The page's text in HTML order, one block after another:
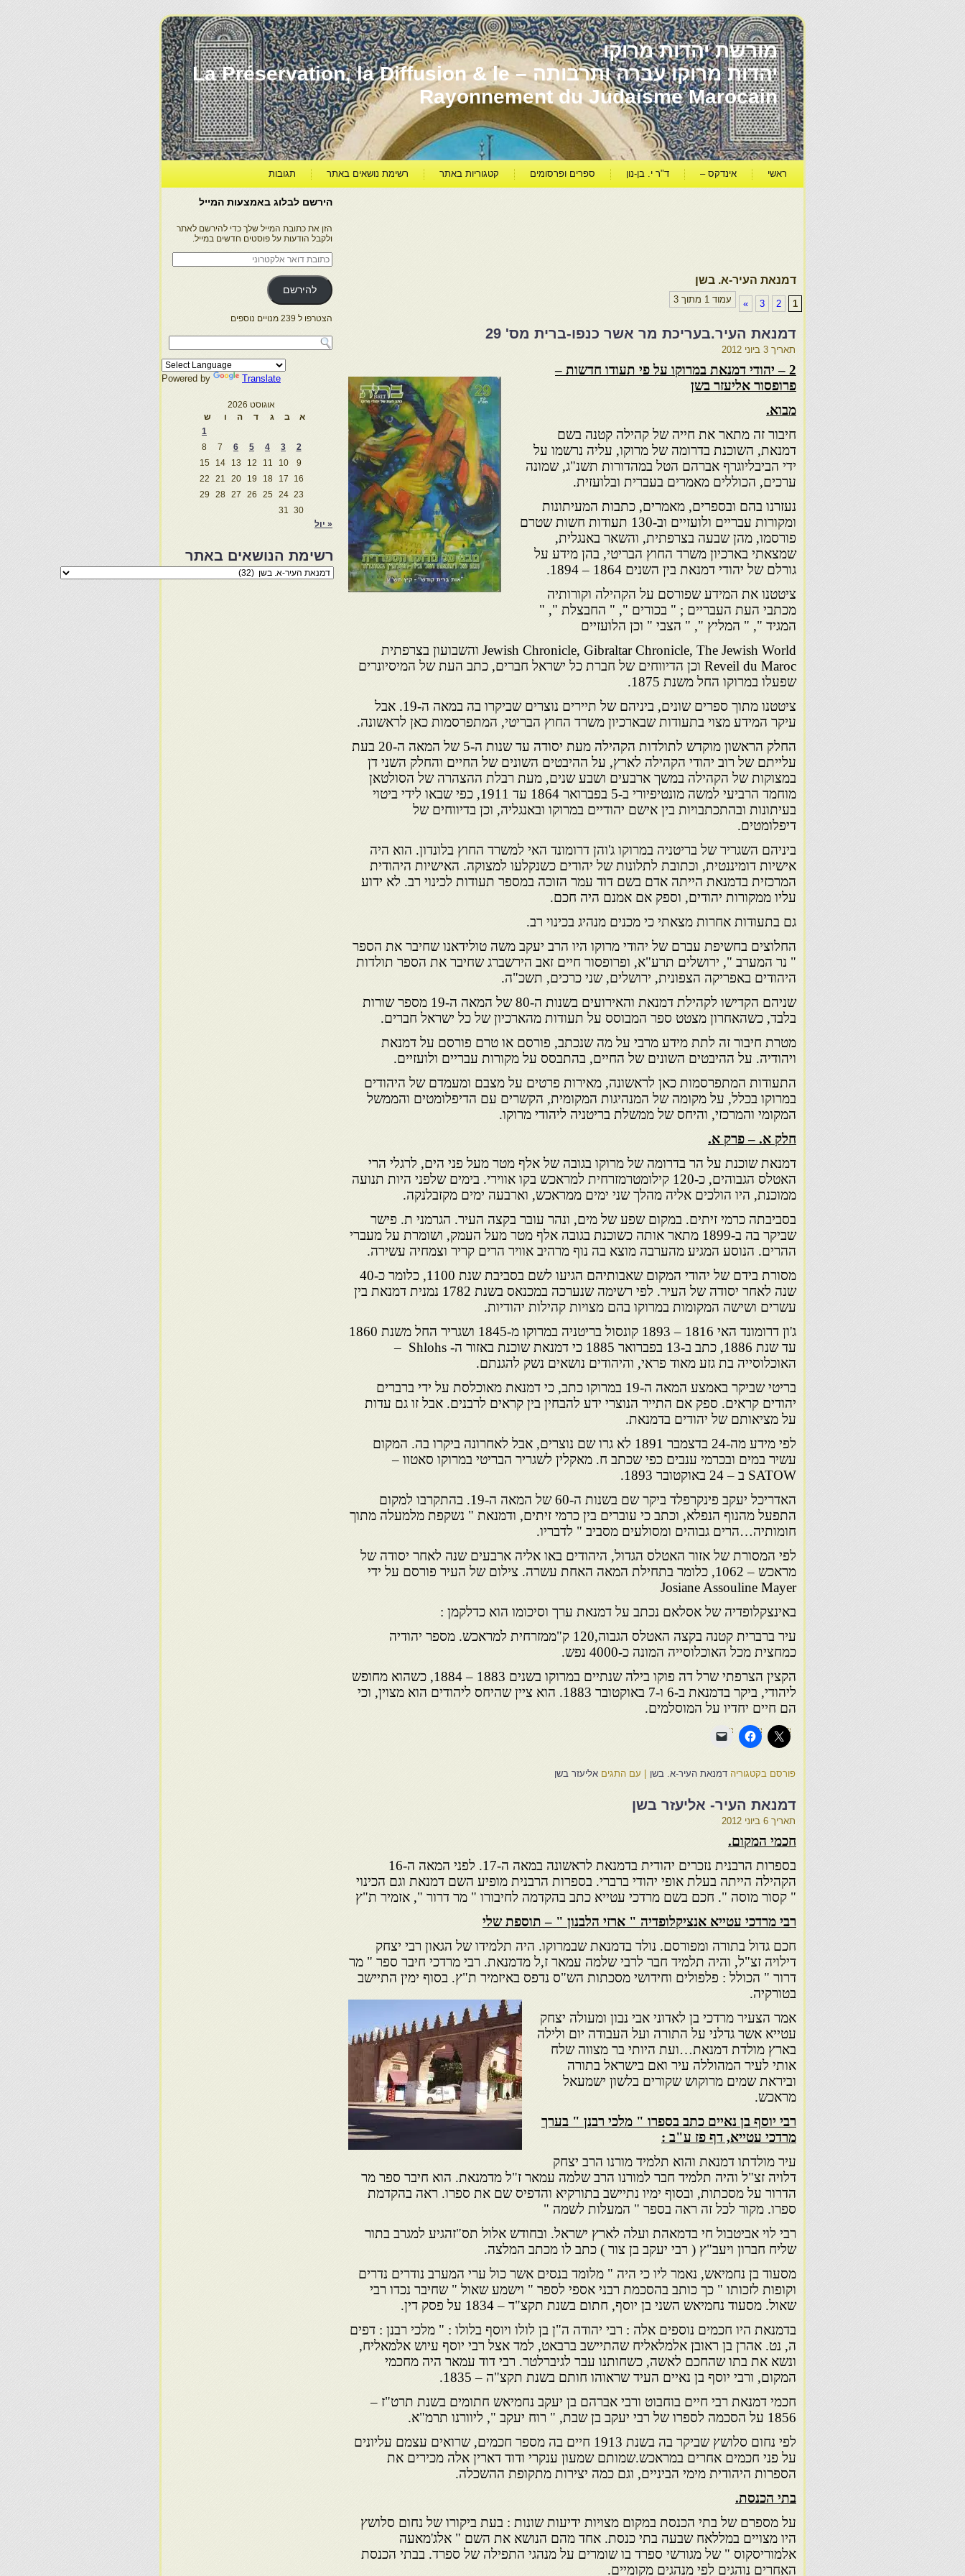
מורשת יהדות מרוקו
יהדות מרוקו עברה ותרבותה – La Préservation, la Diffusion & le
Rayonnement du Judaïsme Marocain
ראשי אינדקס – ד"ר י. בן-נון ספרים ופרסומים קטגוריות באתר רשימת נושאים באתר תגובות
דמנאת העיר-א. בשן
עמוד 1 מתוך 3 1
2
3
»
דמנאת העיר.בעריכת מר אשר כנפו-ברית מס' 29
תאריך 3 ביוני 2012
2 – יהודי דמנאת במרוקו על פי תעודו חדשות –
פרופסור אליעזר בשן
מבוא.
חיבור זה מתאר את חייה של קהילה קטנה בשם
דמנאת, השוכנת בדרומה של מרוקו, עליה נרשמו על
ידי הביבליוגרף אברהם הטל במהדורות תשנ"ג, שמונה
ערכים, הכוללים מאמרים בעברית ובלועזית.
נעזרנו בהם ובספרים, מאמרים, כתבות המעיתונות
ומקורות עבריים ולועזיים וב-130 תעודות חשות שטרם
פורסמו, מהן שבעה בצרפתית, והשאר באנגלית,
שמצאתי בארכיון משרד החוץ הבריטי, בהן מידע על
גורלם של יהודי דמנאת בין השנים 1864 – 1894.
ציטטנו את המידע שפורסם על הקהילה וקורותיה
מכתבי העת העבריים ; " בכורים ", " החבצלת ", "
המגיד ", " המליץ ", " הצבי " וכן הלועזיים
Jewish Chronicle, Gibraltar Chronicle, The Jewish World והשבועון בצרפתית
Reveil du Maroc וכן הדיווחים של חברת כל ישראל חברים, כתב העת של המיסיונרים
שפעלו במרוקו החל משנת 1875.
ציטטנו מתוך ספרים שונים, ביניהם של תיירים נוצרים שביקרו בה במאה ה-19. אבל
עיקר המידע מצוי בתעודות שבארכיון משרד החוץ הבריטי, המתפרסמות כאן לראשונה.
החלק הראשון מוקדש לתולדות הקהילה מעת יסודה עד שנות ה-5 של המאה ה-20 בעת
עלייתם של רוב יהודי הקהילה לארץ, על ההיבטים השונים של החיים והחלק השני דן
במצוקות של הקהילה במשך ארבעים ושבע שנים, מעת רבלת ההצהרה של הסולטאן
מוחמד הרביעי למשה מונטיפיורי ב-5 בפברואר 1864 עד 1911, כפי שבאו לידי ביטוי
בעיתונות ובהתכתבויות בין אישם יהודיים במרוקו ובאנגליה, וכן בדיווחים של
דיפלומטים.
ביניהם השגריר של בריטניה במרוקו ג'והן דרומונד האי למשרד החוץ בלונדון. הוא היה
אישיות דומיננטית, וכתובת לתלונות של יהודים כשנקלעו למצוקה. האישיות היהודית
המרכזית בדמנאת הייתה אדם בשם דוד עמר הזוכה במספר תעודות לכינוי רב. לא ידוע
עליו ממקורות יהודים, וספק אם אמנם היה חכם.
גם בתעודות אחרות מצאתי כי מכנים מנהיג בכינוי רב.
החלוצים בחשיפת עברם של יהודי מרוקו היו הרב יעקב משה טולידאנו שחיבר את הספר
" נר המערב ", ירושלים תרע"א, ופרופסור חיים זאב הירשברג שחיבר את הספר תולדות
היהודים באפריקה הצפונית, ירושלים, שני כרכים, תשכ"ה.
שניהם הקדישו לקהילת דמנאת והאירועים בשנות ה-80 של המאה ה-19 מספר שורות
בלבד, כשהאחרון מצטט ספר המבוסס על תעודות מהארכיון של כל ישראל חברים.
מטרת חיבור זה לתת מידע מרבי על מה שנכתב, פורסם או טרם פורסם על דמנאת
ויהודיה. על ההיבטים השונים של החיים, בהתבסס על מקורות עבריים ולועזיים.
התעודות המתפרסמות כאן לראשונה, מאירות פרטים על מצבם ומעמדם של היהודים
במרוקו בכלל, על מקומה של המנהיגות המקומית, הקשרים עם הדיפלומטים והממשל
המקומי והמרכזי, והיחס של ממשלת בריטניה ליהודי מרוקו.
חלק א. – פרק א.
דמנאת שוכנת על הר בדרומה של מרוקו בגובה של אלף מטר מעל פני הים, לרגלי הרי
האטלס הגבוהים, כ-120 קילומטרמזרחית למראכש בקו אווירי. בימים שלפני היות תנועה
ממוכנת, היו הולכים אליה מהלך שני ימים ממראכש, וארבעה ימים מקזבלנקה.
בסביבתה כרמי זיתים. במקום שפע של מים, ונהר עובר בקצה העיר. הגרמני ת. פישר
שביקר בה ב-1899 מתאר אותה כשוכנת בגובה אלף מטר מעל העמק, ושומרת על מעברי
ההרים. הנוסע המגיע מהערבה מוצא בה נוף מרהיב אוויר הרים קריר וצמחיה עשירה.
מסורת בידם של יהודי המקום שאבותיהם הגיעו לשם בסביבת שנת 1100, כלומר כ-40
שנה לאחר יסודה של העיר. לפי רשימה שנערכה במכנאס בשנת 1782 נמנית דמנאת בין
עשרים ושישה המקומות במרוקו בהם מצויות קהילות יהודיות.
ג'ון דרומונד האי 1816 – 1893 קונסול בריטניה במרוקו מ-1845 ושגריר החל משנת 1860
עד שנת 1886, כתב ב-13 בפברואר 1885 כי דמנאת שוכנת באזור ה- Shlohs –
האוכלוסייה בת גזע מאוד פראי, והיהודים נושאים נשק להגנתם.
בריטי שביקר באמצע המאה ה-19 במרוקו כתב, כי דמנאת מאוכלסת על ידי ברברים
יהודים קראים. ספק אם התייר הנוצרי ידע להבחין בין קראים לרבנים. אבל זו גם עדות
על מציאותם של יהודים בדמנאת.
לפי מידע מה-24 בדצמבר 1891 לא גרו שם נוצרים, אבל לאחרונה ביקרו בה. המקום
עשיר במים ובכרמי ענבים כפי שכתב ח. מאקלין לשגריר הבריטי במרוקו סאטוו –
SATOW ב – 24 באוקטובר 1893.
האדריכל יעקב פינקרפלד ביקר שם בשנות ה-60 של המאה ה-19. בהתקרבו למקום
התפעל מהנוף הנפלא, וכתב כי עוברים בין כרמי זיתים, ודמנאת " נשקפת מלמעלה מתוך
חומותיה…הרים גבוהים ומסולעים מסביב " לדבריו.
לפי המסורת של אזור האטלס הגדול, היהודים באו אליה ארבעים שנה לאחר יסודה של
מראכש – 1062, כלומר בתחילת המאה האחת עשרה. צילום של העיר פורסם על ידי
Josiane Assouline Mayer
באינצקלופדיה של אסלאם נכתב על דמנאת ערך וסיכומו הוא כדלקמן :
עיר ברברית קטנה בקצה האטלס הגבוה,120 ק"ממזרחית למראכש. מספר יהודיה
כמחצית מכל האוכלוסייה המונה כ-4000 נפש.
הקצין הצרפתי שרל דה פוקו בילה שנתיים במרוקו בשנים 1883 – 1884, כשהוא מחופש
ליהודי, ביקר בדמנאת ב-6 ו-7 באוקטובר 1883. הוא ציין שהיחס ליהודים הוא מצוין, וכי
הם חיים יחדיו על המוסלמים.
פורסם בקטגוריה דמנאת העיר-א. בשן עם התגים אליעזר בשן
דמנאת העיר- אליעזר בשן
תאריך 6 ביוני 2012
חכמי המקום.
בספרות הרבנית נזכרים יהודית בדמנאת לראשונה במאה ה-17. לפני המאה ה-16
הקהילה הייתה בעלת אופי יהודי ברברי. בספרות הרבנית מופיע השם דמנאת וגם הכינוי
" קסור מוסה ". חכם בשם מרדכי עטייא כתב בהקדמה לחיבורו " מר דרור ", אזמיר ת"ץ
רבי מרדכי עטייא אנציקלופדיה " ארזי הלבנון " – תוספת שלי
חכם גדול בתורה ומפורסם. נולד בדמנאת שבמרוקו. היה תלמידו של הגאון רבי יצחק
דילויה זצ"ל, והיה תלמיד חבר לרבי שלמה עמאר ז,ל מדמנאת. רבי מרדכי חיבר ספר " מר
דרור " הכולל : פלפולים וחידושי מסכתות הש"ס נדפס באיזמיר ת"ץ. בסוף ימין התיישב
בטורקיה.
אמר הצעיר מרדכי בן לאדוני אבי נבון ומעולה יצחק
עטייא אשר גדלני על התורה ועל העבודה יום ולילה
בארץ מולדת דמנאת…ועת היותי בר מצווה שלח
אותי לעיר המהוללה עיר ואם בישראל בתורה
וביראת שמים מרוקוש שקורים בלשון ישמעאל
מראכש.
רבי יוסף בן נאיים כתב בספרו " מלכי רבנן " בערך
מרדכי עטייא, דף פז ע"ב :
עיר מולדתו דמנאת והוא תלמיד מורנו הרב יצחק
דלויה זצ"ל והיה תלמיד חבר למורנו הרב שלמה עמאר ז"ל מדמנאת. הוא חיבר ספר מר
הדרור על מסכתות, ובסוף ימיו נתיישב בתורקיא והדפיס שם את ספרו. ראה בהקדמת
ספרו. מקור לכל זה ראה בספר " המעלות לשמה "
רבי לוי אביטבול חי בדמאהת ועלה לארץ ישראל. ובחודש אלול תס"זהגיע למגרב בתור
שליח חברון ויעב"ץ ( רבי יעקב בן צור ) כתב לו מכתב המלצה.
מסעוד בן נחמיאש, נאמר ליו כי היה " מלומד בנסים אשר כול ערי המערב נודרים נדרים
וקופות לזכותו " כך כותב בהסכמת רבני אספי לספר " וישמע שאול " שחיבר נכדו רבי
שאול. מסעוד נחמיאש השני בן יוסף, חתום בשנת תקצ"ד – 1834 על פסק דין.
בדמנאת היו חכמים נוספים אלה : רבי יהודה ה"ן בן לולו ויוסף בלולו : " מלכי רבנן : דפים
ה, נט. אהרן בן ראובן אלמלאליח שהתיישב ברבאט, למד אצל רבי יוסף עיוש אלמאליח,
ונשא את בתו שהחכם לאשה, כשחותנו עבר לגיברלטר. רבי דוד עמאר היה מחכמי
המקום, ורבי יוסף בן נאיים העיד שראוהו חותם בשנת תקצ"ה – 1835.
חכמי דמנאת רבי חיים בוחבוט ורבי אברהם בן יעקב נחמיאש חתומים בשנת תרט"ז –
1856 על הסכמה לספרו של רבי יעקב בן שבת, " רוח יעקב ", ליוורנו תרמ"א.
לפי נחום סלושץ שביקר בה בשנת 1913 חיים בה מספר חכמים, שרואים עצמם עליונים
על פני חכמים אחרים במראכש.שמותם שמעון ענקרי ודוד דארין אלה מכירים את
הספרות היהודית מימי הביניים, וגם כמה יצירות מתקופת ההשכלה.
בתי הכנסת.
על מספרם של בתי הכנסת במקום מצויות ידיעות שונות : בעת ביקורו של נחום סלושץ
היו מצויים במללאח שבעה בתי כנסת. אחד מהם הנושא את השם " אלג'מאעה
אלמוריסקוס " של מגורשי ספרד בו שומרים על מנהגי התפילה של ספרד. בבתי הכנסת
האחרים נוהגים לפי מנהגים מקומיים.
הירשם לבלוג באמצעות המייל
הזן את כתובת המייל שלך כדי להירשם לאתר
ולקבל הודעות על פוסטים חדשים במייל.
כתובת
דואר
אלקטרוני
להירשם
הצטרפו ל 239 מנויים נוספים
Powered by Translate
אוגוסט 2026
א
ב ג ד ה ו
ש
1
2
3
4
5
6
7
8
9
10
11
12
13
14
15
16
17
18
19
20
21
22
23
24
25
26
27
28
29
30
31
« יול
רשימת הנושאים באתר
רשימת
הנושאים